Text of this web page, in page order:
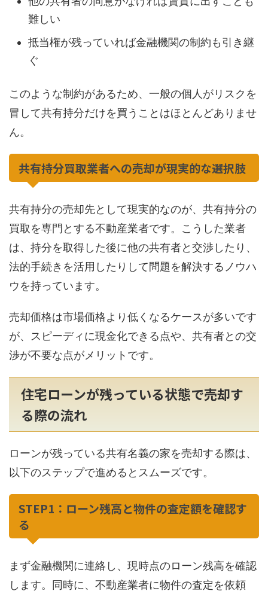
難しい
抵当権が残っていれば金融機関の制約も引き継
ぐ
このような制約があるため、一般の個人がリスクを
冒して共有持分だけを買うことはほとんどありませ
ん。
共有持分買取業者への売却が現実的な選択肢
共有持分の売却先として現実的なのが、共有持分の
買取を専門とする不動産業者です。こうした業者
は、持分を取得した後に他の共有者と交渉したり、
法的手続きを活用したりして問題を解決するノウハ
ウを持っています。
売却価格は市場価格より低くなるケースが多いです
が、スピーディに現金化できる点や、共有者との交
渉が不要な点がメリットです。
住宅ローンが残っている状態で売却す
る際の流れ
ローンが残っている共有名義の家を売却する際は、
以下のステップで進めるとスムーズです。
STEP1：ローン残高と物件の査定額を確認す
る
まず金融機関に連絡し、現時点のローン残高を確認
します。同時に、不動産業者に物件の査定を依頼